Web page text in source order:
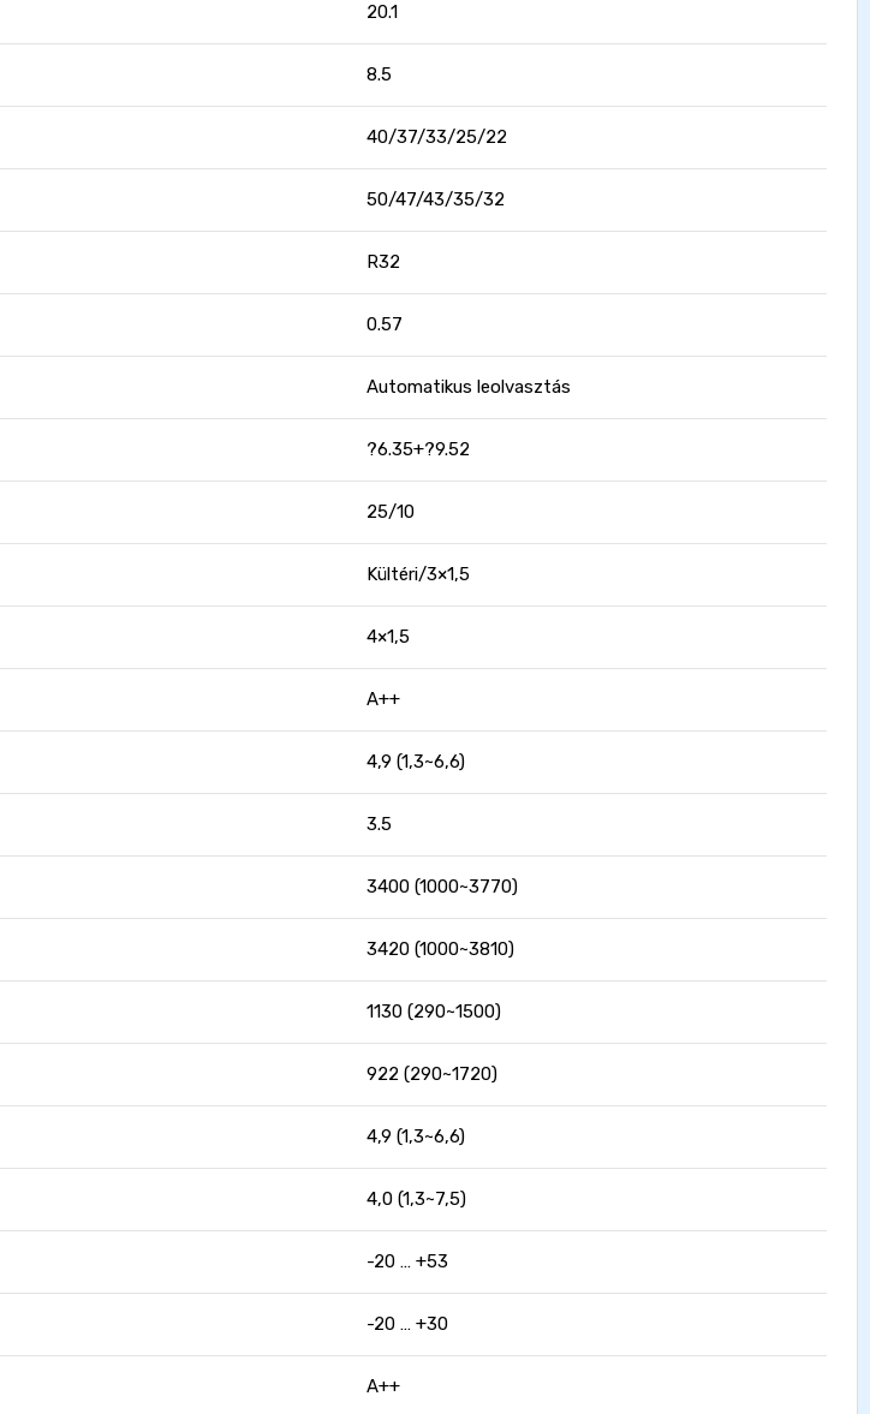
20.1
8.5
40/37/33/25/22
50/47/43/35/32
R32
0.57
Automatikus leolvasztás
?6.35+?9.52
25/10
Kültéri/3×1,5
4×1,5
A++
4,9 (1,3~6,6)
3.5
3400 (1000~3770)
3420 (1000~3810)
1130 (290~1500)
922 (290~1720)
4,9 (1,3~6,6)
4,0 (1,3~7,5)
-20 … +53
-20 … +30
A++